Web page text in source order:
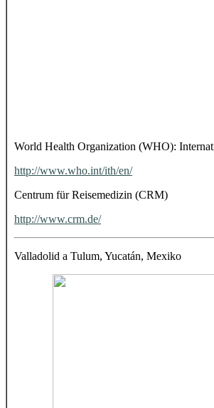
World Health Organization (WHO):
http://www.who.int/ith/en/
Centrum für Reisemedizin (CRM)
http://www.crm.de/
Valladolid a Tulum, Yucatán, Mexiko